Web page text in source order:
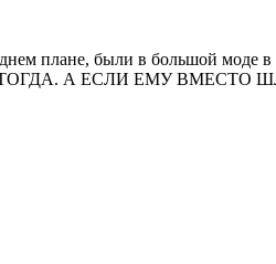
плане, были в большой моде в
А ЕСЛИ ЕМУ ВМЕСТО